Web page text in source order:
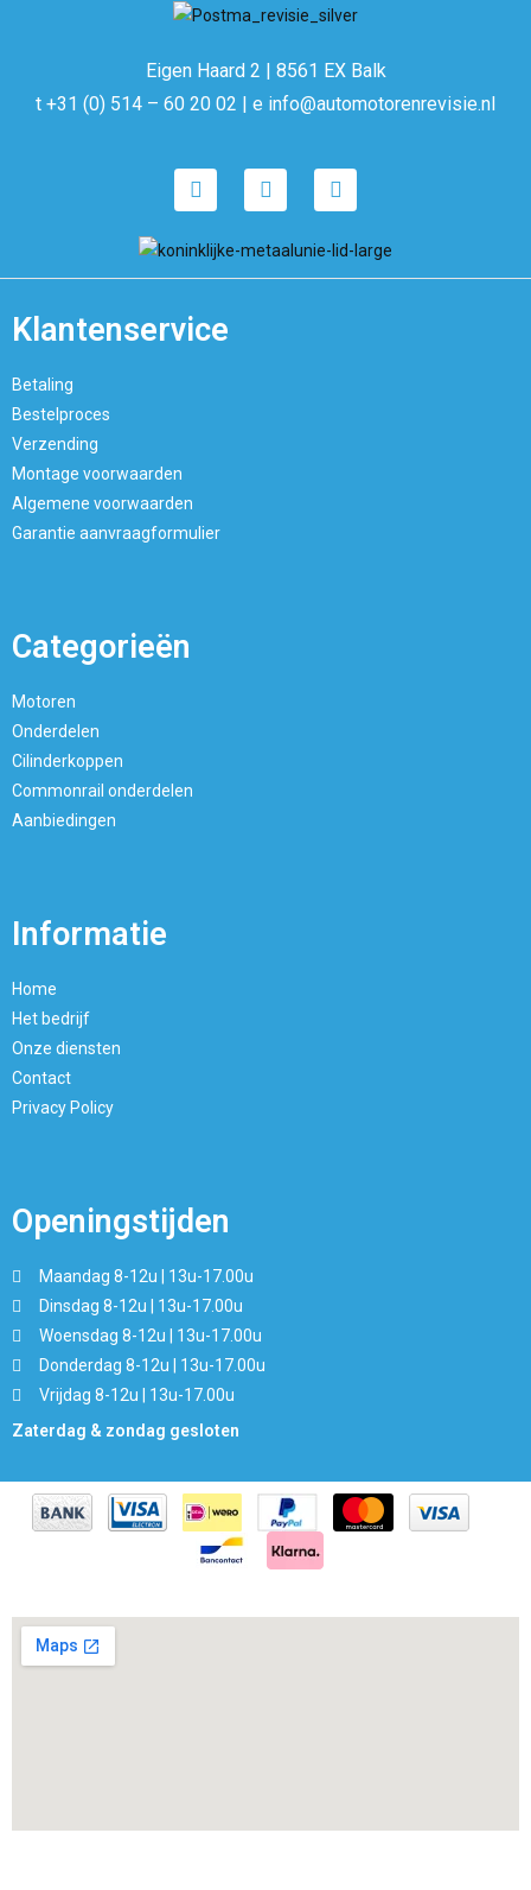
Eigen Haard 2 | 8561 EX Balk
t +31 (0) 514 – 60 20 02 | e info@automotorenrevisie.nl
Klantenservice
Betaling
Bestelproces
Verzending
Montage voorwaarden
Algemene voorwaarden
Garantie aanvraagformulier
Categorieën
Motoren
Onderdelen
Cilinderkoppen
Commonrail onderdelen
Aanbiedingen
Informatie
Home
Het bedrijf
Onze diensten
Contact
Privacy Policy
Openingstijden
Maandag 8-12u | 13u-17.00u
Dinsdag 8-12u | 13u-17.00u
Woensdag 8-12u | 13u-17.00u
Donderdag 8-12u | 13u-17.00u
Vrijdag 8-12u | 13u-17.00u
Zaterdag & zondag gesloten